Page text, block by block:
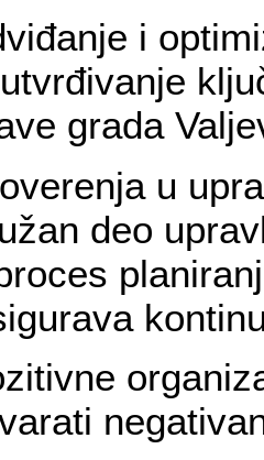
i
grada
u
deo